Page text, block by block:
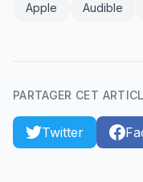
Apple Audible
PARTAGER CET
Twitter